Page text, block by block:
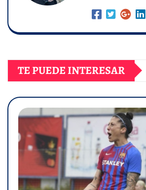
TE PUEDE INTERESAR